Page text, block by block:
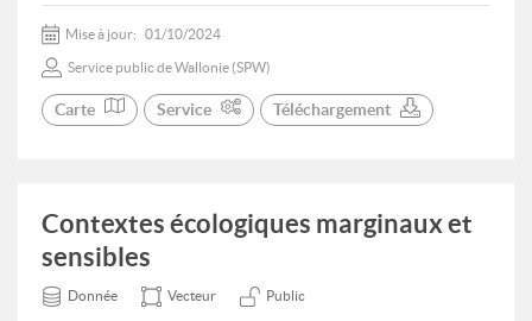
Mise à jour: 01/10/2024
Service public de Wallonie (SPW)
Carte Service Téléchargement
Contextes écologiques marginaux et
sensibles
Donnée Vecteur Public